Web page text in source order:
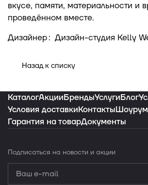
вкусе, памяти, материальности и
проведённом вместе.
Дизайнер: Дизайн-студия Kelly
Назад к списку
КаталогАкцииБрендыУслугиБлог
Условия доставкиКонтактыШоурум
Гарантия на товарДокументы
Подписаться на новости и акции
конфиденциальности
персональных данных